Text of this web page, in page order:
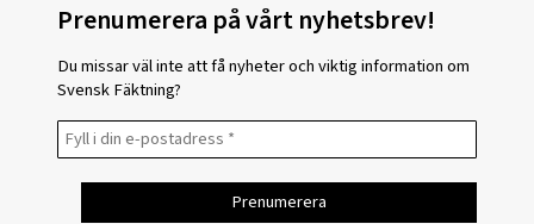
Prenumerera på vårt nyhetsbrev!
Du missar väl inte att få nyheter och viktig information om
Svensk Fäktning?